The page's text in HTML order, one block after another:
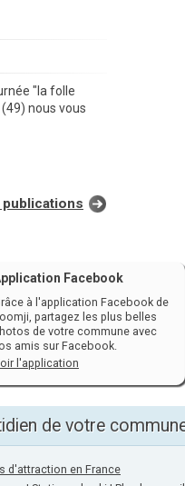
"la folle
nous vous
Facebook
à l'application Facebook de
partagez les plus belles
de votre commune avec
amis sur Facebook.
l'application
de votre
d'attraction en France